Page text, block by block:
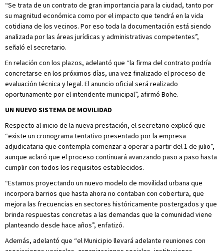
“Se trata de un contrato de gran importancia para la ciudad, tanto por
su magnitud económica como por el impacto que tendrá en la vida
cotidiana de los vecinos. Por eso toda la documentación está siendo
analizada por las áreas jurídicas y administrativas competentes”,
señaló el secretario.
En relación con los plazos, adelantó que “la firma del contrato podría
concretarse en los próximos días, una vez finalizado el proceso de
evaluación técnica y legal. El anuncio oficial será realizado
oportunamente por el intendente municipal”, afirmó Bohe.
UN NUEVO SISTEMA DE MOVILIDAD
Respecto al inicio de la nueva prestación, el secretario explicó que
“existe un cronograma tentativo presentado por la empresa
adjudicataria que contempla comenzar a operar a partir del 1 de julio”,
aunque aclaró que el proceso continuará avanzando paso a paso hasta
cumplir con todos los requisitos establecidos.
“Estamos proyectando un nuevo modelo de movilidad urbana que
incorpora barrios que hasta ahora no contaban con cobertura, que
mejora las frecuencias en sectores históricamente postergados y que
brinda respuestas concretas a las demandas que la comunidad viene
planteando desde hace años”, enfatizó.
Además, adelantó que “el Municipio llevará adelante reuniones con